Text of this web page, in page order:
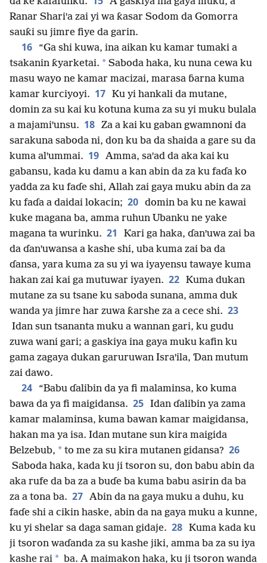
Ranar Shariꞌa zai yi wa ƙasar Sodom da Gomorra
sauƙi su jimre fiye da garin.
16
“Ga shi kuwa, ina aikan ku kamar tumaki a
tsakanin ƙyarketai. * Saboda haka, ku nuna cewa ku
masu wayo ne kamar macizai, marasa ɓarna kuma
kamar kurciyoyi. 17 Ku yi hankali da mutane,
domin za su kai ku kotuna kuma za su yi muku bulala
a majamiꞌunsu. 18 Za a kai ku gaban gwamnoni da
sarakuna saboda ni, don ku ba da shaida a gare su da
kuma alꞌummai. 19 Amma, saꞌad da aka kai ku
gabansu, kada ku damu a kan abin da za ku faɗa ko
yadda za ku faɗe shi, Allah zai gaya muku abin da za
ku faɗa a daidai lokacin; 20 domin ba ku ne kawai
kuke magana ba, amma ruhun Ubanku ne yake
magana ta wurinku. 21
Ƙari ga haka, ɗanꞌuwa zai ba
da ɗanꞌuwansa a kashe shi, uba kuma zai ba da
ɗansa, yara kuma za su yi wa iyayensu tawaye kuma
hakan zai kai ga mutuwar iyayen. 22 Kuma dukan
mutane za su tsane ku saboda sunana, amma duk
wanda ya jimre har zuwa ƙarshe za a cece shi. 23
Idan sun tsananta muku a wannan gari, ku gudu
zuwa wani gari; a gaskiya ina gaya muku kafin ku
gama zagaya dukan garuruwan Israꞌila, Ɗan mutum
zai dawo.
24
“Babu ɗalibin da ya fi malaminsa, ko kuma
bawa da ya fi maigidansa. 25 Idan ɗalibin ya zama
kamar malaminsa, kuma bawan kamar maigidansa,
hakan ma ya isa. Idan mutane sun kira maigida
Belzebub, * to me za su kira mutanen gidansa? 26
Saboda haka, kada ku ji tsoron su, don babu abin da
aka rufe da ba za a buɗe ba kuma babu asirin da ba
za a tona ba. 27 Abin da na gaya muku a duhu, ku
faɗe shi a cikin haske, abin da na gaya muku a kunne,
ku yi shelar sa daga saman gidaje. 28 Kuma kada ku
ji tsoron waɗanda za su kashe jiki, amma ba za su iya
kashe rai * ba. A maimakon haka, ku ji tsoron wanda